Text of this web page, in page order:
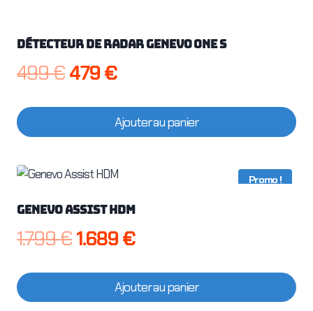
Détecteur de radar Genevo One S
499€ Le
prix
initial
était :
479 €Le
prix
actuel
est :
Ajouter au panier
Promo !
Genevo Assist HDM
1.799€ Le
prix
initial
1.689 €Le
prix
actuel
Ajouter au panier